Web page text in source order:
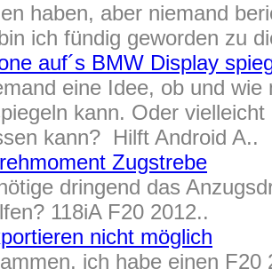
haben, aber niemand
ich fündig geworden zu
auf´s BMW Display
eine Idee, ob und
kann. Oder
kann? Hilft Android A..
Zugstrebe
dringend das
118iA F20 2012..
nicht möglich
ich habe einen